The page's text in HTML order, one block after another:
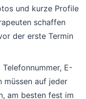
und kurze Profile
schaffen
der erste Termin
Telefonnummer, E-
müssen auf jeder
am besten fest im